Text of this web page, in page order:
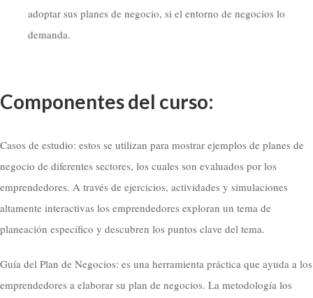
adoptar sus planes de negocio, si el entorno de negocios lo
demanda.
Componentes del curso:
Casos de estudio: estos se utilizan para mostrar ejemplos de planes de
negocio de diferentes sectores, los cuales son evaluados por los
emprendedores. A través de ejercicios, actividades y simulaciones
altamente interactivas los emprendedores exploran un tema de
planeación específico y descubren los puntos clave del tema.
Guía del Plan de Negocios: es una herramienta práctica que ayuda a los
emprendedores a elaborar su plan de negocios. La metodología los